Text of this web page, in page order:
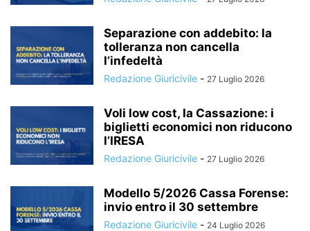
Separazione con addebito: la
tolleranza non cancella
l’infedeltà
Redazione Giuricivile - 27 Luglio 2026
Voli low cost, la Cassazione: i
biglietti economici non riducono
l’IRESA
Redazione Giuricivile - 27 Luglio 2026
Modello 5/2026 Cassa Forense:
invio entro il 30 settembre
Redazione Giuricivile - 24 Luglio 2026